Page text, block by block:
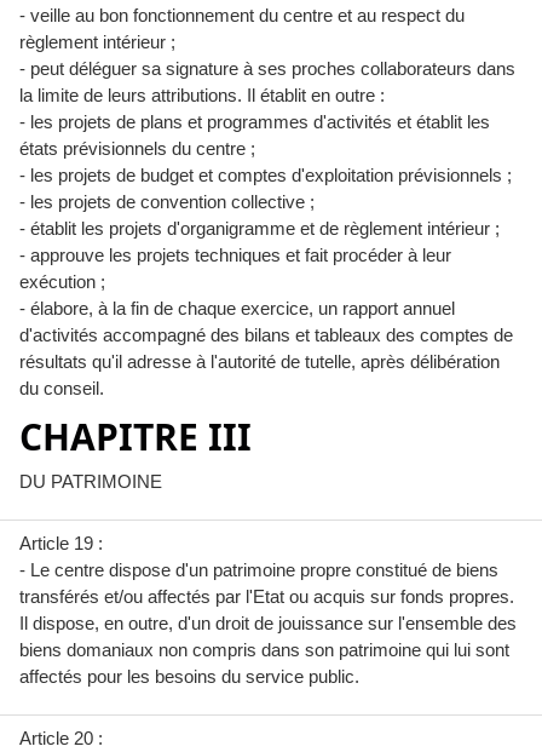
- veille au bon fonctionnement du centre et au respect du
règlement intérieur ;
- peut déléguer sa signature à ses proches collaborateurs dans
la limite de leurs attributions. Il établit en outre :
- les projets de plans et programmes d'activités et établit les
états prévisionnels du centre ;
- les projets de budget et comptes d'exploitation prévisionnels ;
- les projets de convention collective ;
- établit les projets d'organigramme et de règlement intérieur ;
- approuve les projets techniques et fait procéder à leur
exécution ;
- élabore, à la fin de chaque exercice, un rapport annuel
d'activités accompagné des bilans et tableaux des comptes de
résultats qu'il adresse à l'autorité de tutelle, après délibération
du conseil.
CHAPITRE III
DU PATRIMOINE
Article 19 :
- Le centre dispose d'un patrimoine propre constitué de biens
transférés et/ou affectés par l'Etat ou acquis sur fonds propres.
Il dispose, en outre, d'un droit de jouissance sur l'ensemble des
biens domaniaux non compris dans son patrimoine qui lui sont
affectés pour les besoins du service public.
Article 20 :